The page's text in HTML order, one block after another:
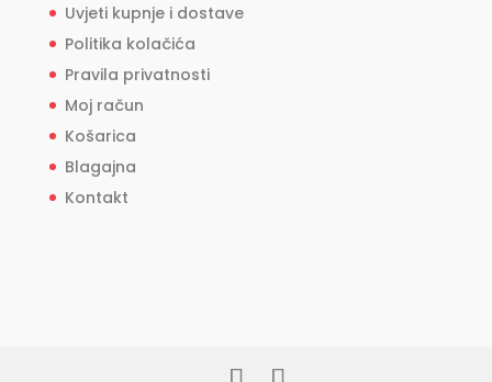
Uvjeti kupnje i dostave
Politika kolačića
Pravila privatnosti
Moj račun
Košarica
Blagajna
Kontakt